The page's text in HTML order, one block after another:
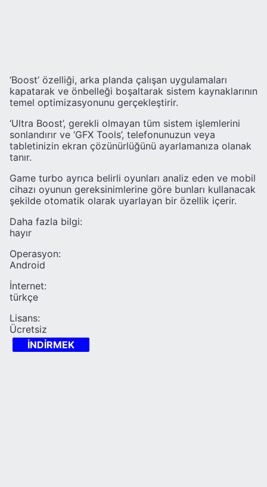
‘Boost’ özelliği, arka planda çalışan uygulamaları
kapatarak ve önbelleği boşaltarak sistem kaynaklarının
temel optimizasyonunu gerçekleştirir.
‘Ultra Boost’, gerekli olmayan tüm sistem işlemlerini
sonlandırır ve ‘GFX Tools’, telefonunuzun veya
tabletinizin ekran çözünürlüğünü ayarlamanıza olanak
tanır.
Game turbo ayrıca belirli oyunları analiz eden ve mobil
cihazı oyunun gereksinimlerine göre bunları kullanacak
şekilde otomatik olarak uyarlayan bir özellik içerir.
Daha fazla bilgi:
hayır
Operasyon:
Android
İnternet:
türkçe
Lisans:
Ücretsiz
İNDİRMEK